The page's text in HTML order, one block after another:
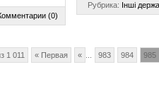
(0)
Рубрика: Інші
1 011 « Первая « 983 984 985